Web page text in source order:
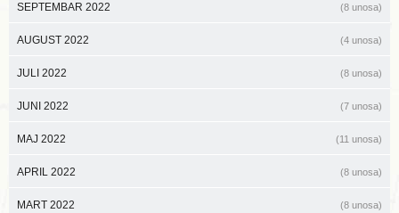
SEPTEMBAR 2022 (8 unosa)
AUGUST 2022 (4 unosa)
JULI 2022 (8 unosa)
JUNI 2022 (7 unosa)
MAJ 2022 (11 unosa)
APRIL 2022 (8 unosa)
MART 2022 (8 unosa)